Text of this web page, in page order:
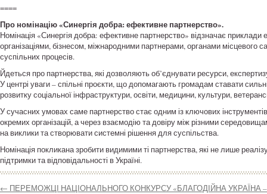
====
Про номінацію «Синергія добра: ефективне партнерство».
Номінація «Синергія добра: ефективне партнерство» відзначає
організаціями, бізнесом, міжнародними партнерами, органами
суспільних процесів.
Йдеться про партнерства, які дозволяють об’єднувати ресурси,
У центрі уваги – спільні проєкти, що допомагають громадам ставати
розвитку соціальної інфраструктури, освіти, медицини, культури,
У сучасних умовах саме партнерство стає одним із ключових
окремих організацій, а через взаємодію та довіру між різними
на виклики та створювати системні рішення для суспільства.
Номінація покликана зробити видимими ті партнерства, які не лише
підтримки та відповідальності в Україні.
← ПЕРЕМОЖЦІ НАЦІОНАЛЬНОГО КОНКУРСУ «БЛАГОДІЙНА УКРАЇНА –